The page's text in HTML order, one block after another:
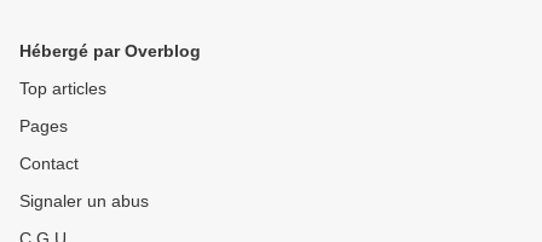
Hébergé par Overblog
Top articles
Pages
Contact
Signaler un abus